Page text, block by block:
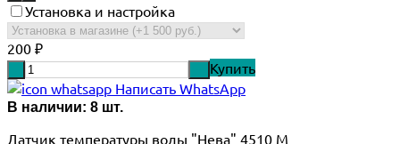
Установка и настройка
200 ₽
Купить
Написать WhatsApp
В наличии: 8 шт.
Датчик температуры воды "Нева" 4510 М